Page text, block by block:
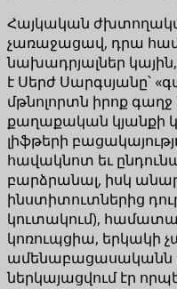
Հայկական
չառաջացավ, դրա
նախադրյալներ
է Սերժ Սարգսյանը՝
մթնոլորտն իրոք
քաղաքական կյանքի
լիֆթերի
հավակնոտ եւ
բարձրանալ, իսկ
ինստիտուտներից
կուտակում),
կոռուպցիա, երկակի
ամենաբացասականն
ներկայացվում էր